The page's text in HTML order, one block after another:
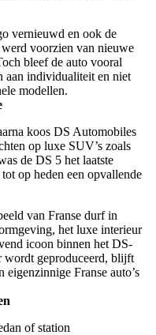
vernieuwd en ook de
voorzien van nieuwe
bleef de auto vooral
aan individualiteit en niet
modellen.
koos DS Automobiles
op luxe SUV’s zoals
de DS 5 het laatste
op heden een opvallende
van Franse durf in
het luxe interieur
icoon binnen het DS-
wordt geproduceerd, blijft
eigenzinnige Franse auto’s
of station